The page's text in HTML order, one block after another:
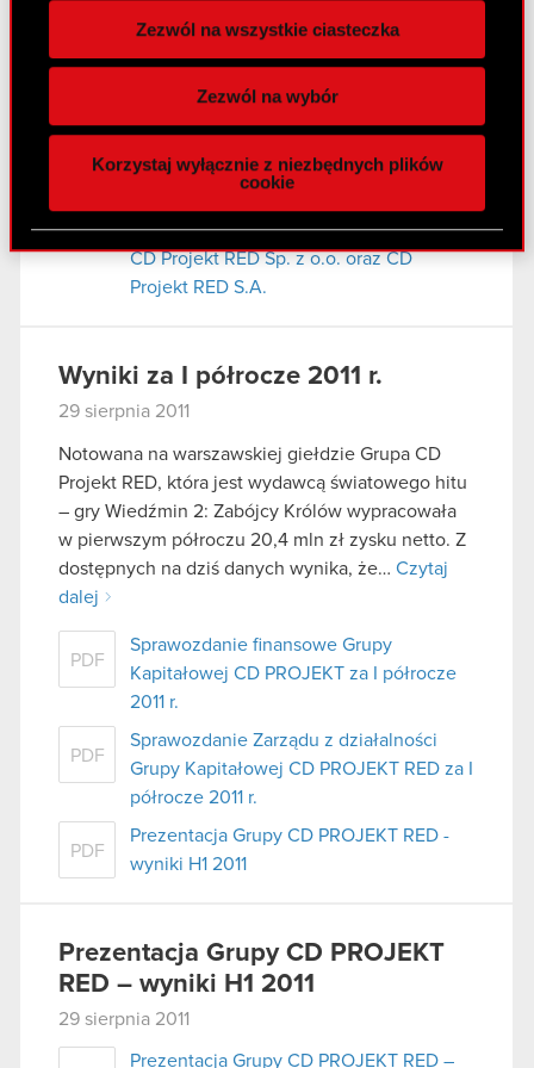
funkcje społecznościowe i analizować ruch w
naszej witrynie. Informacje o tym, jak korzystasz
z naszej witryny, udostępniamy partnerom
społecznościowym, reklamowym i analitycznym.
Partnerzy mogą połączyć te informacje z innymi
danymi otrzymanymi od Ciebie lub uzyskanymi
podczas korzystania z ich usług. Kontynuując
Zezwól na wszystkie ciasteczka
Zezwól na wybór
Korzystaj wyłącznie z niezbędnych plików
cookie
zależnej
Raport bieżący nr 58/2011
31 sierpnia 2011
Udzielenie rekomendacji przez Zarząd
podjęcia uchwały w sprawie połączenia
CD Projekt RED Sp. z o.o. oraz CD
Projekt RED S.A.
Wyniki za I półrocze 2011 r.
29 sierpnia 2011
Notowana na warszawskiej giełdzie Grupa CD
Projekt RED, która jest wydawcą światowego hitu
– gry Wiedźmin 2: Zabójcy Królów wypracowała
w pierwszym półroczu 20,4 mln zł zysku netto. Z
dostępnych na dziś danych wynika, że… Czytaj
dalej
PDF
Sprawozdanie finansowe Grupy
Kapitałowej CD PROJEKT za I półrocze
2011 r.
PDF
Sprawozdanie Zarządu z działalności
Grupy Kapitałowej CD PROJEKT RED za I
półrocze 2011 r.
PDF
Prezentacja Grupy CD PROJEKT RED -
wyniki H1 2011
Prezentacja Grupy CD PROJEKT
RED – wyniki H1 2011
29 sierpnia 2011
Prezentacja Grupy CD PROJEKT RED –